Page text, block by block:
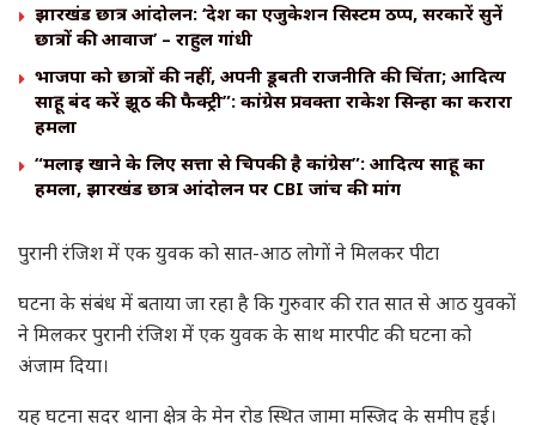
झारखंड छात्र आंदोलन: ‘देश का एजुकेशन सिस्टम ठप्प, सरकारें सुनें
छात्रों की आवाज’ – राहुल गांधी
भाजपा को छात्रों की नहीं, अपनी डूबती राजनीति की चिंता; आदित्य
साहू बंद करें झूठ की फैक्ट्री”: कांग्रेस प्रवक्ता राकेश सिन्हा का करारा
हमला
“मलाई खाने के लिए सत्ता से चिपकी है कांग्रेस”: आदित्य साहू का
हमला, झारखंड छात्र आंदोलन पर CBI जांच की मांग
पुरानी रंजिश में एक युवक को सात-आठ लोगों ने मिलकर पीटा
घटना के संबंध में बताया जा रहा है कि गुरुवार की रात सात से आठ युवकों
ने मिलकर पुरानी रंजिश में एक युवक के साथ मारपीट की घटना को
अंजाम दिया।
यह घटना सदर थाना क्षेत्र के मेन रोड स्थित जामा मस्जिद के समीप हुई।